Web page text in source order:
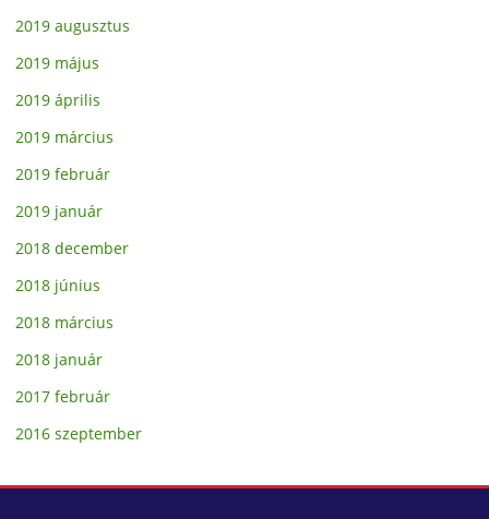
2019 augusztus
2019 május
2019 április
2019 március
2019 február
2019 január
2018 december
2018 június
2018 március
2018 január
2017 február
2016 szeptember